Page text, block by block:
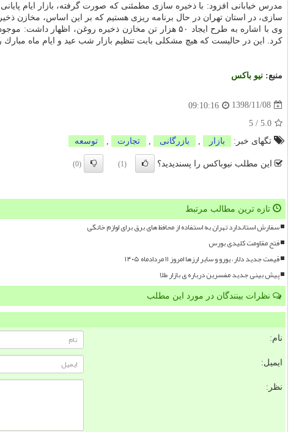
مدرس خیابانی افزود: با ذخیره سازی مطمئنی كه صورت گرفته، بازار ایام
سازی، در استان تهران در حال برنامه ریزی هستیم كه بر این اساس، مخازن
وی با اشاره به طرح ایجاد ۵۰ هزار تن مخازن ذخیره
كرد. این در حالیست كه هیچ مشكلی بابت تنظیم بازار شب عید و ایام ماه مبارك
منبع: نیو باكس
1398/11/08
09:10:16
5.0
/
5
تگهای خبر:
بازار , بازرگانی , تجارت , توسعه
این مطلب نیوباکس را پسندیدید؟ (1)
(0)
تازه ترین مطالب مرتبط
سفارش استاندارد تهران به استفاده از محافظ های برق برای لوازم خانگی
فتح مقاومت کلیدی بورس
قیمت جدید دلار، یورو و سایر ارزها امروز ۱۱ مردادماه ۱۴۰۵
پیش بینی جدید مفسرین درباره ی بازار طلا
نظرات بینندگان در مورد این مطلب
نام:
ایمیل:
نظر: